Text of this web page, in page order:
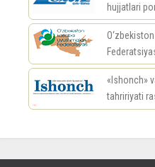
hujjatlari
«Ishonch»
tahririyati